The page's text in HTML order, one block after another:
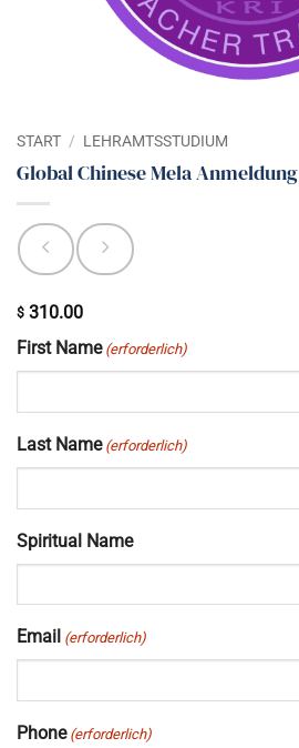
START / LEHRAMTSSTUDIUM
Global Chinese Mela Anmeldung
$ 310.00
First Name (erforderlich)
Last Name (erforderlich)
Spiritual Name
Email (erforderlich)
Phone (erforderlich)